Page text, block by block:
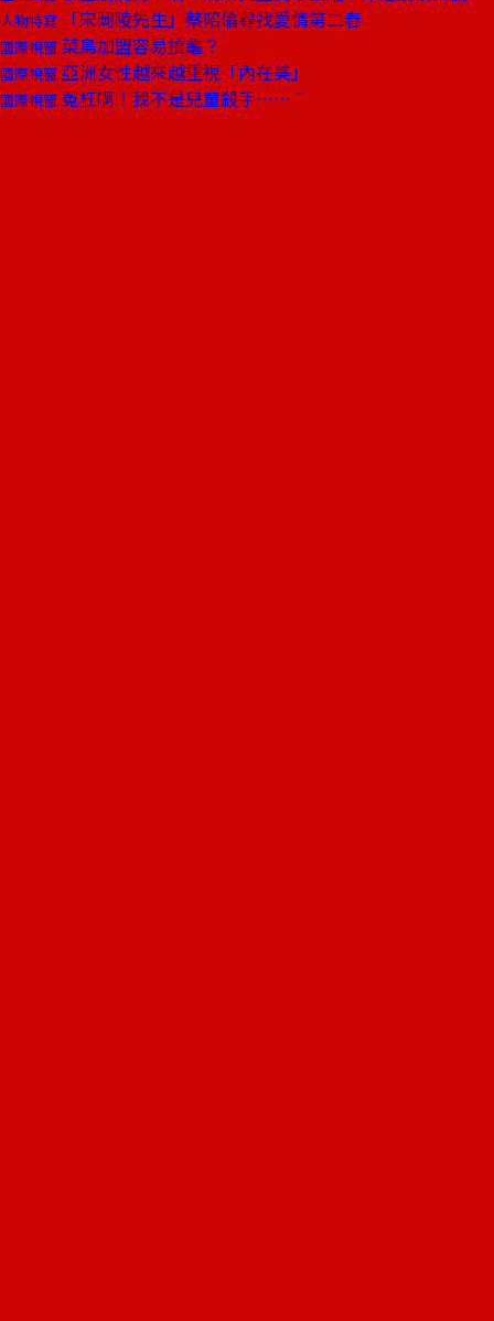
人物特寫 「宋岡陵先生」蔡昭倫尋找愛情第二春
國際視窗 菜鳥加盟容易摃龜？
國際視窗 亞洲女性越來越重視「內在美」
國際視窗 冤枉啊！我不是兒童殺手……ˉ